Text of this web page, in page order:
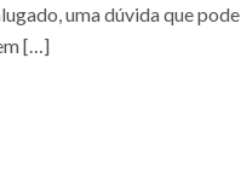
uma dúvida que pode
[…]